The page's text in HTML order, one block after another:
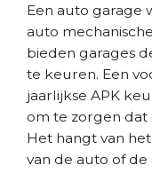
Een auto garage
auto
bieden garages
te keuren. Een
jaarlijkse APK
om te zorgen dat
Het hangt van
van de auto of de